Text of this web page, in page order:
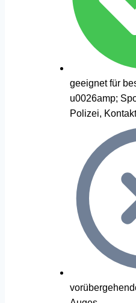
geeignet für
u0026amp;
Polizei,